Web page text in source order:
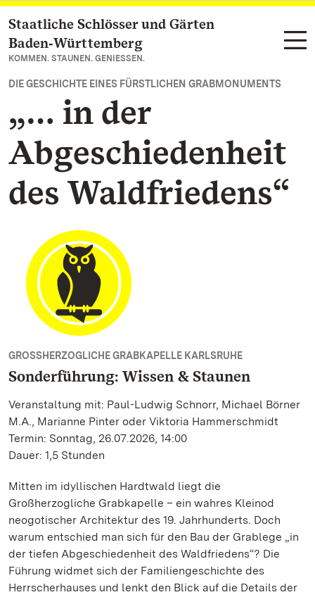
Zum Hauptinhalt springen
Staatliche Schlösser und Gärten
Baden‑Württemberg
KOMMEN. STAUNEN. GENIESSEN.
DIE GESCHICHTE EINES FÜRSTLICHEN GRABMONUMENTS
„… in der
Abgeschiedenheit
des Waldfriedens“
GROSSHERZOGLICHE GRABKAPELLE KARLSRUHE
Sonderführung: Wissen & Staunen
Veranstaltung mit: Paul-Ludwig Schnorr, Michael Börner
M.A., Marianne Pinter oder Viktoria Hammerschmidt
Termin: Sonntag, 26.07.2026, 14:00
Dauer: 1,5 Stunden
Mitten im idyllischen Hardtwald liegt die
Großherzogliche Grabkapelle – ein wahres Kleinod
neogotischer Architektur des 19. Jahrhunderts. Doch
warum entschied man sich für den Bau der Grablege „in
der tiefen Abgeschiedenheit des Waldfriedens“? Die
Führung widmet sich der Familiengeschichte des
Herrscherhauses und lenkt den Blick auf die Details der